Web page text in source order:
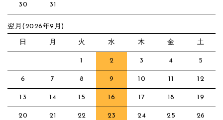
30 31
翌月(2026年9月)
日 月 火 水 木 金 土
1 2 3 4 5
6 7 8 9 10 11 12
13 14 15 16 17 18 19
20 21 22 23 24 25 26